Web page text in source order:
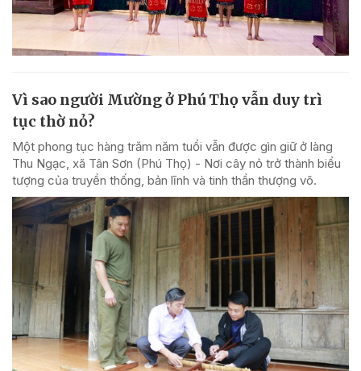
Vì sao người Mường ở Phú Thọ vẫn duy trì
tục thờ nỏ?
Một phong tục hàng trăm năm tuổi vẫn được gìn giữ ở làng
Thu Ngạc, xã Tân Sơn (Phú Thọ) - Nơi cây nỏ trở thành biểu
tượng của truyền thống, bản lĩnh và tinh thần thượng võ.